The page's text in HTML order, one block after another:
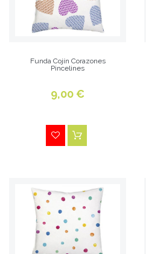
Funda Cojín Corazones
Pincelines
9,00 €